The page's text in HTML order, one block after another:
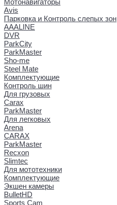
Avis
Парковка и Контроль слепых зон
AAALINE
DVR
ParkCity
ParkMaster
Sho-me
Steel Mate
Комплектующие
Контроль шин
Для грузовых
Carax
ParkMaster
Для легковых
Arena
CARAX
ParkMaster
Recxon
Slimtec
Для мототехники
Комплектующие
Экшен камеры
BulletHD
Sports Cam